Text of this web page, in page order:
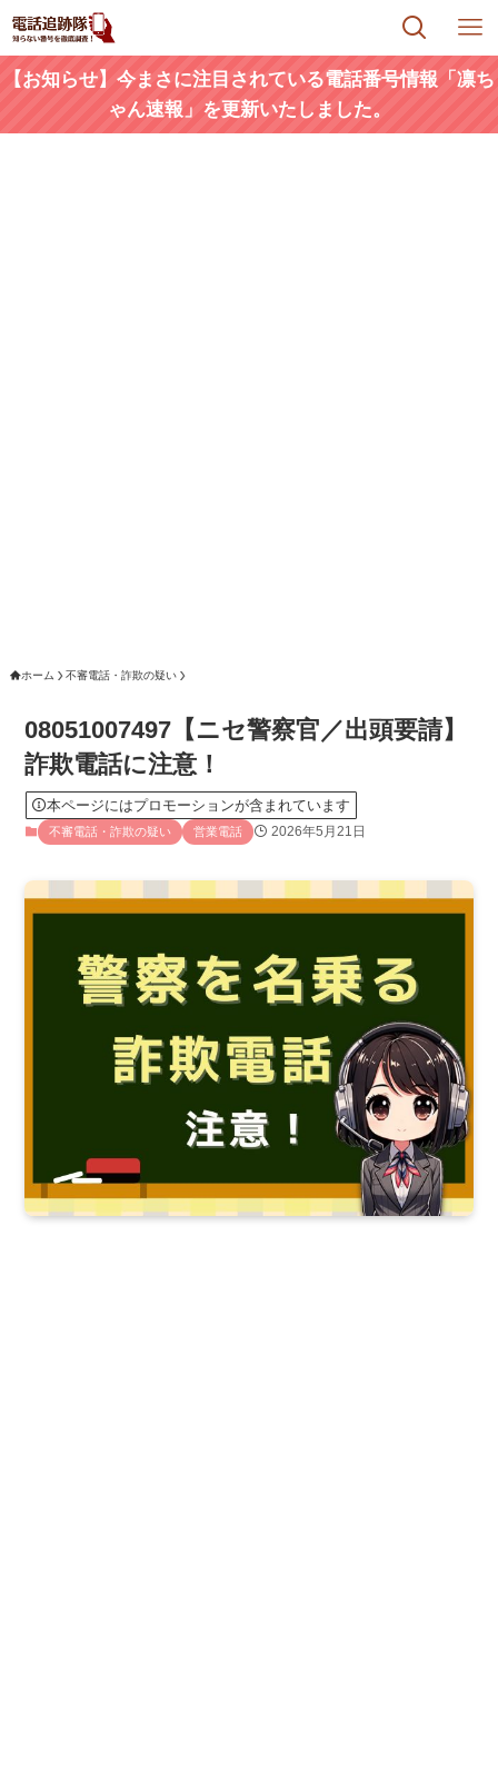
【お知らせ】今まさに注目されている電話番号情報「凛ち
ゃん速報」を更新いたしました。
ホーム 不審電話・詐欺の疑い
08051007497【ニセ警察官／出頭要請】
詐欺電話に注意！
本ページにはプロモーションが含まれています
不審電話・詐欺の疑い 営業電話 2026年5月21日